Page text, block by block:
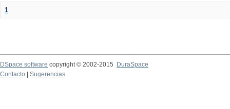
1
DSpace software copyright © 2002-2015
DuraSpace
Contacto
Sugerencias